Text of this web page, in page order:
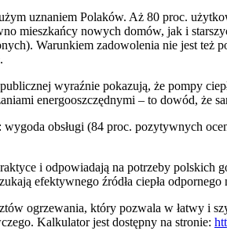
uznaniem Polaków. Aż 80 proc.
mieszkańcy nowych domów, jak i
Warunkiem zadowolenia nie jest też
wyraźnie pokazują, że pompy
energooszczędnymi – to dowód, że
obsługi (84 proc. pozytywnych
i odpowiadają na potrzeby
efektywnego źródła ciepła
ogrzewania, który pozwala w łatwy i
Kalkulator jest dostępny na stronie: